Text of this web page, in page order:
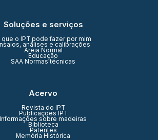
Soluções e serviços
que o IPT pode fazer por mim
análises e calibrações
Areia Normal
Educação
SAA Normas técnicas
Acervo
Revista do IPT
Publicações IPT
Informações sobre madeiras
Biblioteca
Patentes
Memória Histórica